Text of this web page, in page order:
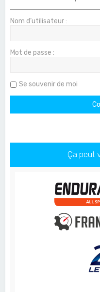
Nom d’utilisateur :
Mot de passe :
Se souvenir de moi
Ça peut